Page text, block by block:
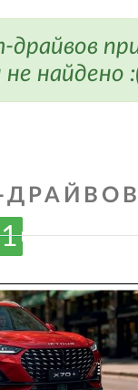
найдено
1